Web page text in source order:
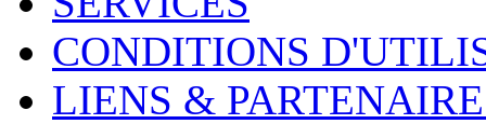
CONDITIONS
LIENS &